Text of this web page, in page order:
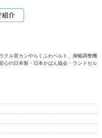
ル背カンやらくふわベルト、身幅調整機
の日本製・日本かばん協会・ランドセル